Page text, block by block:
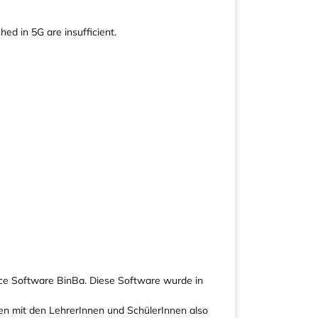
in 5G are insufficient.
Software BinBa. Diese Software wurde in
mit den LehrerInnen und SchülerInnen also